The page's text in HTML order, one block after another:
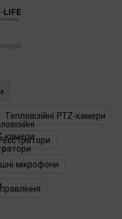
Тепловізійні PTZ-камери
мікрофони